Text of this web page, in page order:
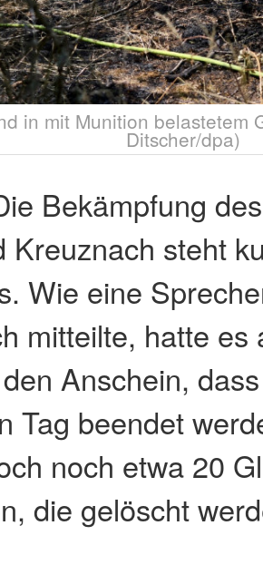
in mit Munition belastetem
Ditscher/dpa)
Bekämpfung
Kreuznach steht
Wie eine
mitteilte, hatte es
Anschein,
Tag beendet
noch etwa 20
die gelöscht